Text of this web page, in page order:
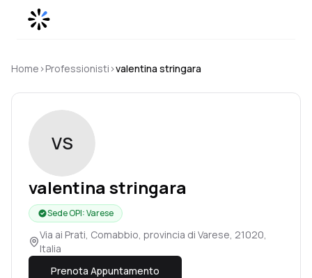
Skip to content
Home ›Professionisti ›valentina stringara
VS
valentina stringara
Sede OPI:Varese
Via ai Prati, Comabbio, provincia di Varese, 21020,
Italia
Prenota Appuntamento